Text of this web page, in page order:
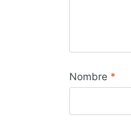
Nombre *